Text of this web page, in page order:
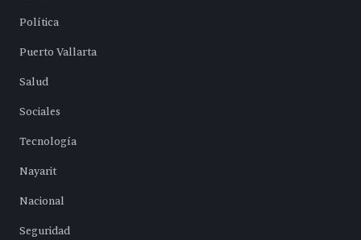
Política
Puerto Vallarta
Salud
Sociales
Tecnología
Nayarit
Nacional
Seguridad